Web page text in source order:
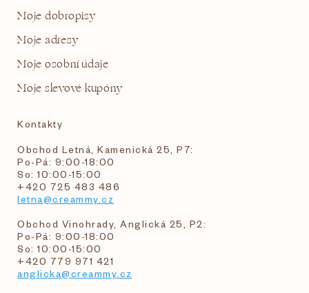
Moje dobropisy
Moje adresy
Moje osobní údaje
Moje slevové kupóny
Kontakty
Obchod Letná, Kamenická 25, P7:
Po-Pá: 9:00-18:00
So: 10:00-15:00
+420 725 483 486
letna@creammy.cz
Obchod Vinohrady, Anglická 25, P2:
Po-Pá: 9:00-18:00
So: 10:00-15:00
+420 779 971 421
anglicka@creammy.cz